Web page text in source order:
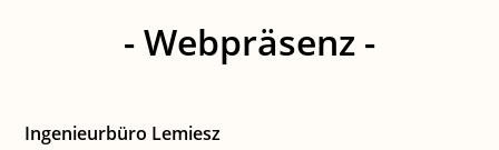
- Webpräsenz -
Ingenieurbüro Lemiesz